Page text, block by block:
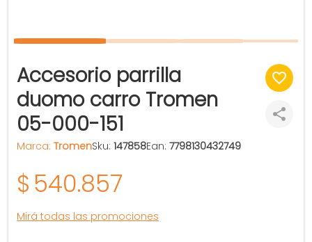
Accesorio parrilla
duomo carro Tromen
05-000-151
Marca: TromenSku: 147858Ean: 7798130432749
$540.857
Mirá todas las promociones